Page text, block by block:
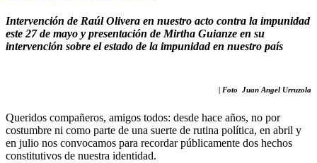
Intervención de Raúl Olivera en nuestro acto contra la impunidad
este 27 de mayo y presentación de Mirtha Guianze en su
intervención sobre el estado de la impunidad en nuestro país
| Foto Juan Angel Urruzola
Queridos compañeros, amigos todos: desde hace años, no por
costumbre ni como parte de una suerte de rutina política, en abril y
en julio nos convocamos para recordar públicamente dos hechos
constitutivos de nuestra identidad.